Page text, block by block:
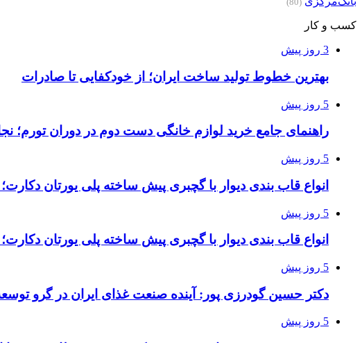
(80)
کسب و کار
3 روز پیش
بهترین خطوط تولید ساخت ایران؛ از خودکفایی تا صادرات
5 روز پیش
راهنمای جامع خرید لوازم خانگی دست دوم در دوران تورم؛
5 روز پیش
انواع قاب بندی دیوار با گچبری پیش ساخته پلی یورتان
5 روز پیش
انواع قاب بندی دیوار با گچبری پیش ساخته پلی یورتان
5 روز پیش
دکتر حسین گودرزی پور: آینده صنعت غذای ایران در گرو
5 روز پیش